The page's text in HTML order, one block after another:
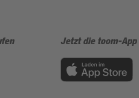
Jetzt die toom-